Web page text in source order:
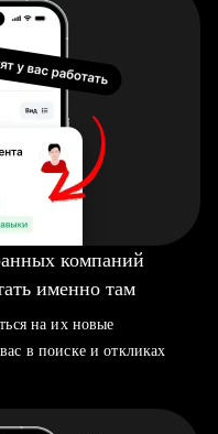
компаний
именно там
на их новые
в поиске и откликах